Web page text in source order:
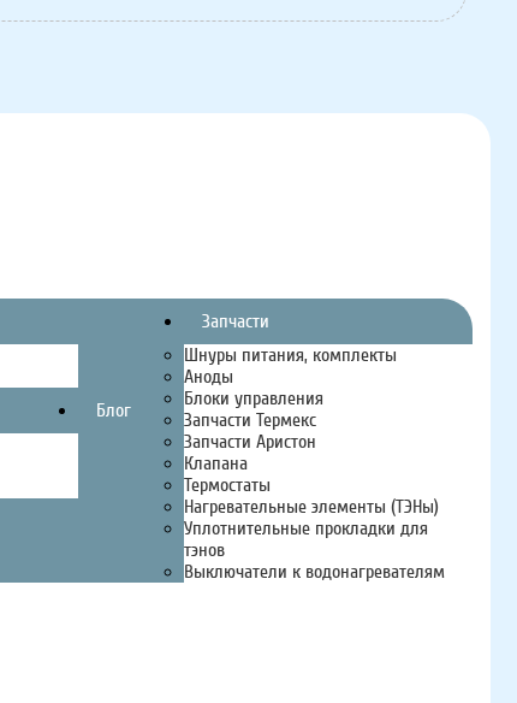
Запчасти
Шнуры питания, комплекты
Аноды
Блоки управления
Запчасти Термекс
Запчасти Аристон
Клапана
Термостаты
Нагревательные элементы (ТЭНы)
Уплотнительные прокладки для
тэнов
Выключатели к водонагревателям
Блог